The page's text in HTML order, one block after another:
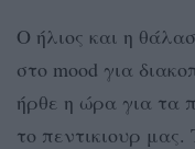
Ο ήλιος και η
στο mood για
ήρθε η ώρα για τα
το πεντικιουρ